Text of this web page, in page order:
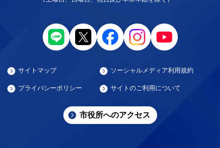
サイトマップ ソーシャルメディア利用規約
プライバシーポリシー サイトのご利用について
市役所へのアクセス